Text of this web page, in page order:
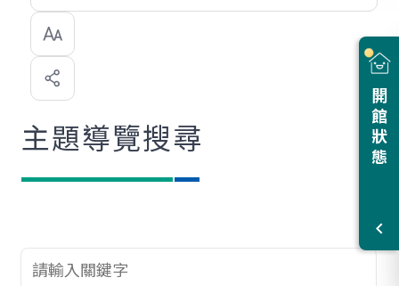
開館狀態
選
喜
歡
主題導覽搜尋
查詢關鍵字